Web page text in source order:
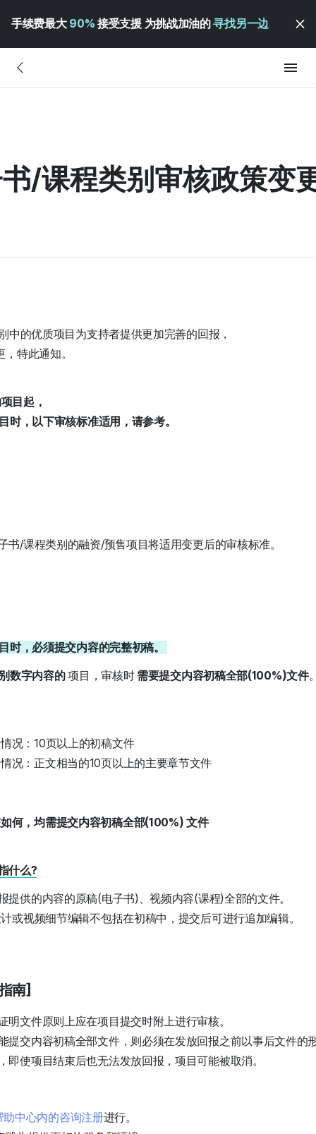
手续费最大 90% 接受支援 为挑战加油的寻找另一边
/课程类别审核政策变
中的优质项目为支持者提供更加完善的回报，
特此通知。
目起，
时，以下审核标准适用，请参考。
书/课程类别的融资/预售项目将适用变更后的审核标准。
时，必须提交内容的完整初稿。
数字内容的项目，审核时 需要提交内容初稿全部(100%)文件
况：10页以上的初稿文件
况：正文相当的10页以上的主要章节文件
何，均需提交内容初稿全部(100%) 文件
什么?
提供的内容的原稿(电子书)、视频内容(课程)全部的文件。
或视频细节编辑不包括在初稿中，提交后可进行追加编辑。
南]
明文件原则上应在项目提交时附上进行审核。
提交内容初稿全部文件，则必须在发放回报之前以事后文件的
即使项目结束后也无法发放回报，项目可能被取消。
助中心内的咨询注册进行。